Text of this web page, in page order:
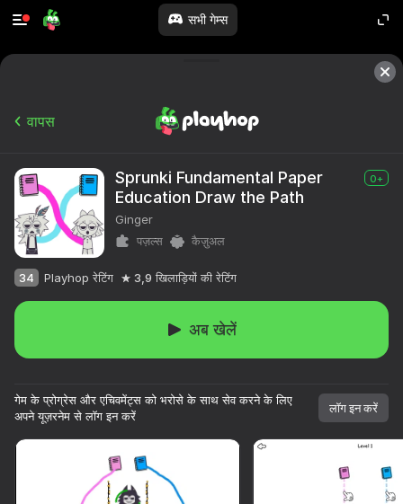
सभी गेम्स
वापस
Sprunki Fundamental Paper
Education Draw the Path
0+
Ginger
पज़ल्स
कैज़ुअल
34 Playhop रेटिंग 3,9 खिलाड़ियों की रेटिंग
अब खेलें
गेम के प्रोग्रेस और एचिवमेंट्स को भरोसे के साथ सेव करने के लिए
अपने यूज़रनेम से लॉग इन करें
लॉग इन करें